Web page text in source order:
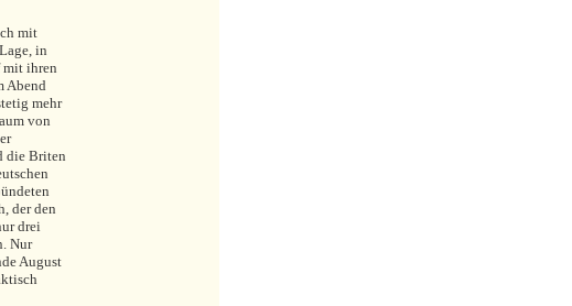
mit
in
mit ihren
Abend
mehr
von
die Briten
der den
drei
Nur
August